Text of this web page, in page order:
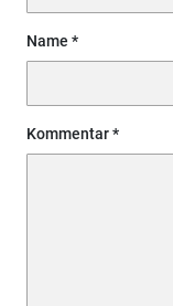
Name
Kommentar